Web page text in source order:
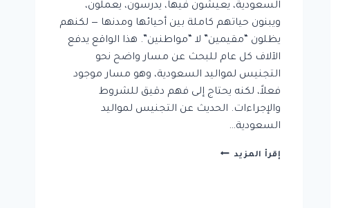
السعودية، يعيشون فيها، يدرسون، يعملون،
ويبنون حياتهم كاملة بين أحيائها ومدنها — لكنهم
يظلون “مقيمين” لا “مواطنين”. هذا الواقع يدفع
الآلاف كل عام للبحث عن مسار واضح نحو
التجنيس لمواليد السعودية، وهو مسار موجود
فعلاً، لكنه يحتاج إلى فهم دقيق للشروط
والإجراءات. الحديث عن التجنيس لمواليد
السعودية…
إقرأ المزيد دليل